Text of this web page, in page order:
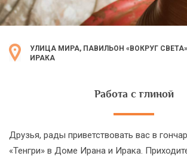
УЛИЦА МИРА, ПАВИЛЬОН «ВОКРУГ
ИРАКА
Работа с глиной
Друзья, рады приветствовать вас в
«Тенгри» в Доме Ирана и Ирака.